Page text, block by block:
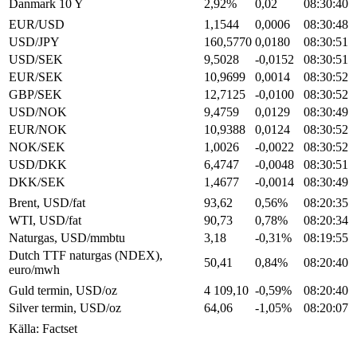
Danmark 10 Y
2,92% 0,02
08:30:40
EUR/USD
1,1544 0,0006
08:30:48
USD/JPY
160,5770 0,0180
08:30:51
USD/SEK
9,5028 -0,0152
08:30:51
EUR/SEK
10,9699 0,0014
08:30:52
GBP/SEK
12,7125 -0,0100
08:30:52
USD/NOK
9,4759 0,0129
08:30:49
EUR/NOK
10,9388 0,0124
08:30:52
NOK/SEK
1,0026 -0,0022
08:30:52
USD/DKK
6,4747 -0,0048
08:30:51
DKK/SEK
1,4677 -0,0014
08:30:49
Brent, USD/fat
93,62 0,56%
08:20:35
WTI, USD/fat
90,73 0,78%
08:20:34
Naturgas, USD/mmbtu
3,18 -0,31%
08:19:55
Dutch TTF naturgas (NDEX),
euro/mwh
50,41 0,84% 08:20:40
Guld termin, USD/oz 4 109,10 -0,59%
08:20:40
Silver termin, USD/oz
64,06 -1,05%
08:20:07
Källa: Factset